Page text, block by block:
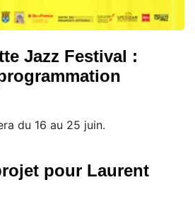
Jazz Festival :
du 16 au 25 juin.
pour Laurent